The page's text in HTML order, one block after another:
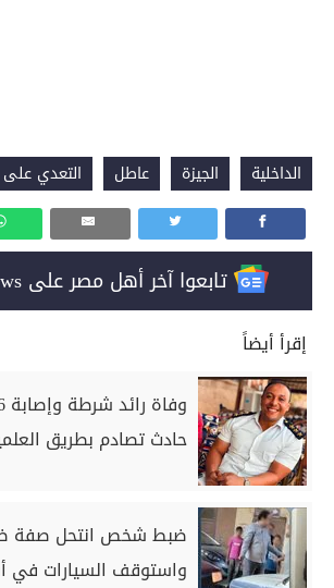
الداخلية الجيزة عاطل التعدي على
تابعوا آخر أهل مصر على Google News
إقرأ أيضاً
حادث تصادم بطريق
ضبط شخص انتحل صفة
واستوقف السيارات في